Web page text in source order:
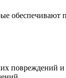
повреждений